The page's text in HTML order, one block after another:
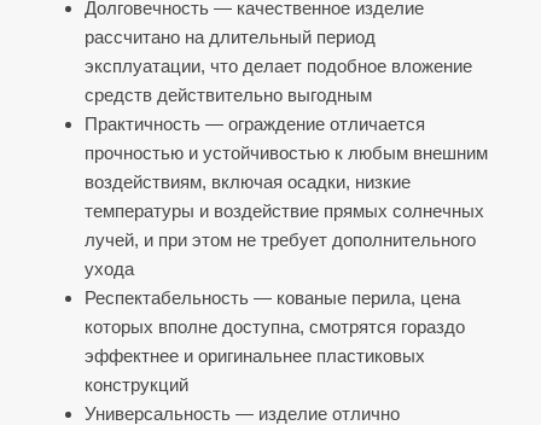
Долговечность — качественное изделие
рассчитано на длительный период
эксплуатации, что делает подобное вложение
средств действительно выгодным
Практичность — ограждение отличается
прочностью и устойчивостью к любым внешним
воздействиям, включая осадки, низкие
температуры и воздействие прямых солнечных
лучей, и при этом не требует дополнительного
ухода
Респектабельность — кованые перила, цена
которых вполне доступна, смотрятся гораздо
эффектнее и оригинальнее пластиковых
конструкций
Универсальность — изделие отлично